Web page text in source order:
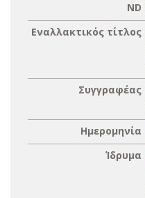
ND
Εναλλακτικός τίτλος
Συγγραφέας
Ημερομηνία
Ίδρυμα